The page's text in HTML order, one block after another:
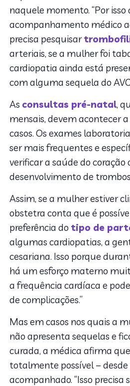
naquele momento. “Por
acompanhamento médico
precisa pesquisar
arteriais, se a mulher foi
cardiopatia ainda está
com alguma sequela do
As consultas pré-natal,
mensais, devem acontecer
casos. Os exames
ser mais frequentes e
verificar a saúde do coração
desenvolvimento de
Assim, se a mulher estiver
obstetra conta que é
preferência do tipo de
algumas cardiopatias, a
cesariana. Isso porque
há um esforço materno
a frequência cardíaca e
de complicações.”
Mas em casos nos quais a
não apresenta sequelas e
curada, a médica afirma
totalmente possível –
acompanhado. “Isso precisa